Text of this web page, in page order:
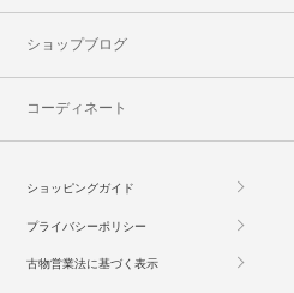
ショップブログ
コーディネート
ショッピングガイド
プライバシーポリシー
古物営業法に基づく表示